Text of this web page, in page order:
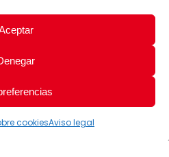
cookiesAviso legal